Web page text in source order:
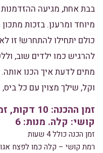
בבת אחת, מגיעה
מיוחד ומרענן. בזכות
כולם יתחילו להתחרש! זו
להרגיש כמו ילדים שוב,
מתים לדעת איך הכנו
וקל, שילך מצוין עם כל
קושי: קלה. מנות: 6
זמן הכנה כולל 4 שעות
רמת קושי – קלה כמו לפצח